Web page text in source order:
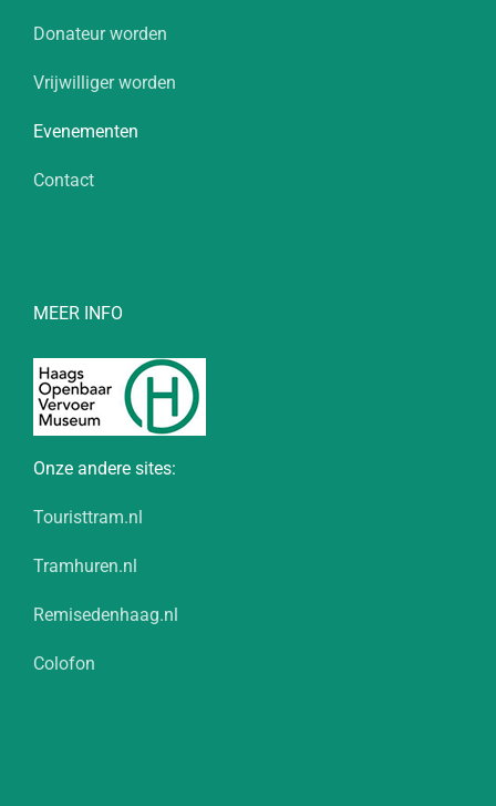
Donateur worden
Vrijwilliger worden
Evenementen
Contact
MEER INFO
Onze andere sites:
Touristtram.nl
Tramhuren.nl
Remisedenhaag.nl
Colofon